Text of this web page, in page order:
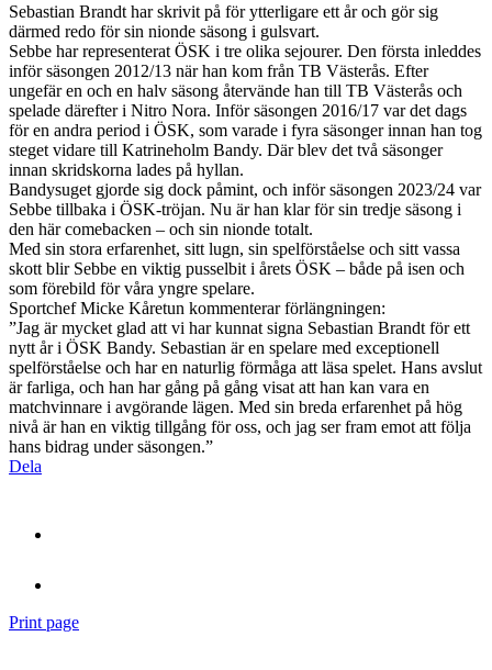
Sebastian Brandt har skrivit på för ytterligare ett år och gör sig
därmed redo för sin nionde säsong i gulsvart.
Sebbe har representerat ÖSK i tre olika sejourer. Den första inleddes
inför säsongen 2012/13 när han kom från TB Västerås. Efter
ungefär en och en halv säsong återvände han till TB Västerås och
spelade därefter i Nitro Nora. Inför säsongen 2016/17 var det dags
för en andra period i ÖSK, som varade i fyra säsonger innan han tog
steget vidare till Katrineholm Bandy. Där blev det två säsonger
innan skridskorna lades på hyllan.
Bandy­suget gjorde sig dock påmint, och inför säsongen 2023/24 var
Sebbe tillbaka i ÖSK-tröjan. Nu är han klar för sin tredje säsong i
den här comebacken – och sin nionde totalt.
Med sin stora erfarenhet, sitt lugn, sin spelförståelse och sitt vassa
skott blir Sebbe en viktig pusselbit i årets ÖSK – både på isen och
som förebild för våra yngre spelare.
Sportchef Micke Kåretun kommenterar förlängningen:
”Jag är mycket glad att vi har kunnat signa Sebastian Brandt för ett
nytt år i ÖSK Bandy. Sebastian är en spelare med exceptionell
spelförståelse och har en naturlig förmåga att läsa spelet. Hans avslut
är farliga, och han har gång på gång visat att han kan vara en
matchvinnare i avgörande lägen. Med sin breda erfarenhet på hög
nivå är han en viktig tillgång för oss, och jag ser fram emot att följa
hans bidrag under säsongen.”
Dela
Print page